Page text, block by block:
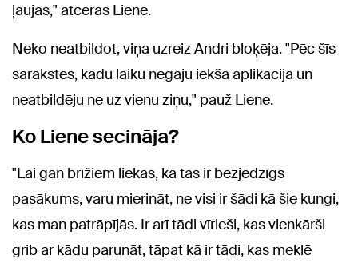
ļaujas," atceras Liene.
Neko neatbildot, viņa uzreiz Andri bloķēja. "Pēc šīs
sarakstes, kādu laiku negāju iekšā aplikācijā un
neatbildēju ne uz vienu ziņu," pauž Liene.
Ko Liene secināja?
"Lai gan brīžiem liekas, ka tas ir bezjēdzīgs
pasākums, varu mierināt, ne visi ir šādi kā šie kungi,
kas man patrāpījās. Ir arī tādi vīrieši, kas vienkārši
grib ar kādu parunāt, tāpat kā ir tādi, kas meklē